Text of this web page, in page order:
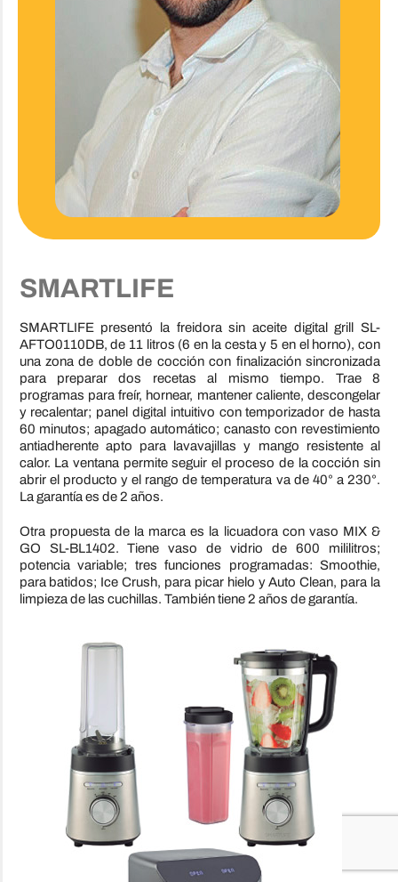
SMARTLIFE
SMARTLIFE presentó la freidora sin aceite digital grill SL-
AFTO0110DB, de 11 litros (6 en la cesta y 5 en el horno), con
una zona de doble de cocción con finalización sincronizada
para preparar dos recetas al mismo tiempo. Trae 8
programas para freír, hornear, mantener caliente, descongelar
y recalentar; panel digital intuitivo con temporizador de hasta
60 minutos; apagado automático; canasto con revestimiento
antiadherente apto para lavavajillas y mango resistente al
calor. La ventana permite seguir el proceso de la cocción sin
abrir el producto y el rango de temperatura va de 40° a 230°.
La garantía es de 2 años.
Otra propuesta de la marca es la licuadora con vaso MIX &
GO SL-BL1402. Tiene vaso de vidrio de 600 mililitros;
potencia variable; tres funciones programadas: Smoothie,
para batidos; Ice Crush, para picar hielo y Auto Clean, para la
limpieza de las cuchillas. También tiene 2 años de garantía.